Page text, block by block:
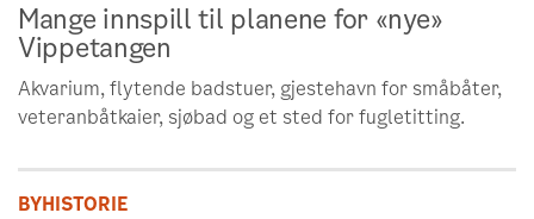
Langkaia i nord-øst og til Akershusstranda
i vest.
Områdets størrelse er ca 121 dekar. Det
tilsvarer 16 fotballbaner på størrelse med
mindre enn to parker på
Mange innspill til planene for «nye»
Vippetangen
Akvarium, flytende badstuer, gjestehavn for småbåter,
veteranbåtkaier, sjøbad og et sted for fugletitting.
BYHISTORIE